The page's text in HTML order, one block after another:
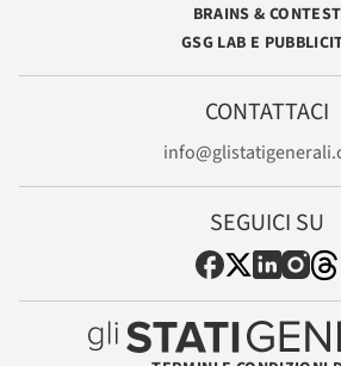
BRAINS & CONTEST
GSG LAB E
CONTATTACI
SEGUICI SU